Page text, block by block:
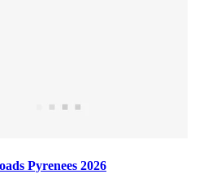
Pyrenees 2026